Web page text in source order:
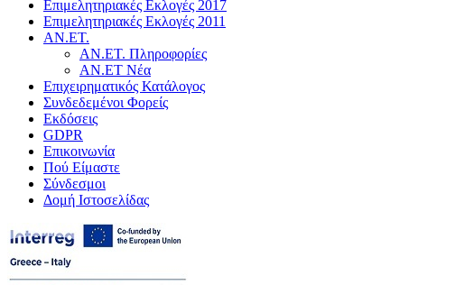
Επιμελητηριακές Εκλογές 2017
Επιμελητηριακές Εκλογές 2011
ΑΝ.ΕΤ.
ΑΝ.ΕΤ. Πληροφορίες
ΑΝ.ΕΤ Νέα
Επιχειρηματικός Κατάλογος
Συνδεδεμένοι Φορείς
Εκδόσεις
GDPR
Επικοινωνία
Πού Είμαστε
Σύνδεσμοι
Δομή Ιστοσελίδας